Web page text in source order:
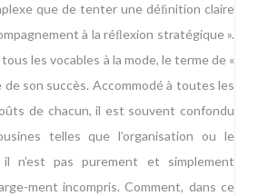
que de tenter une déﬁnition claire
à la réﬂexion stratégique ».
les vocables à la mode, le terme de «
son succès. Accommodé à toutes les
de chacun, il est souvent confondu
telles que l’organisation ou le
il n’est pas purement et simplement
ment incompris. Comment, dans ce